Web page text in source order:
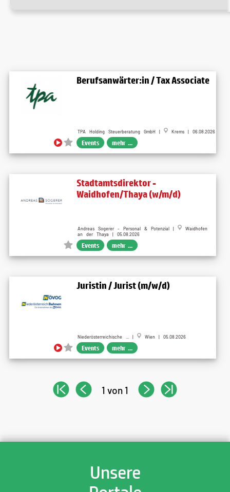
Berufsanwärter:in / Tax Associate
TPA Holding Steuerberatung GmbH | Krems | 06.08.2026
Events mehr ...
Stadtamtsdirektor -
Waidhofen/Thaya (w/m/d)
Andreas Sogerer - Personal & Potenzial |
Waidhofen
an der Thaya | 05.08.2026
Events mehr ...
Juristin / Jurist (m/w/d)
Niederösterreichische ... | Wien | 05.08.2026
Events mehr ...
1 von 1
Unsere